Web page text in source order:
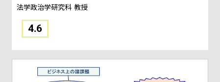
法学政治学研究科 教授
4.6